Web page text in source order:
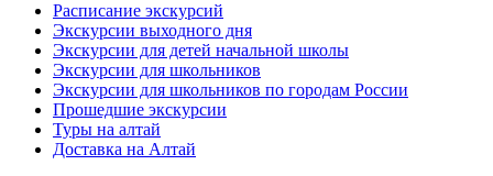
Расписание экскурсий
Экскурсии выходного дня
Экскурсии для детей начальной школы
Экскурсии для школьников
Экскурсии для школьников по городам России
Прошедшие экскурсии
Туры на алтай
Доставка на Алтай